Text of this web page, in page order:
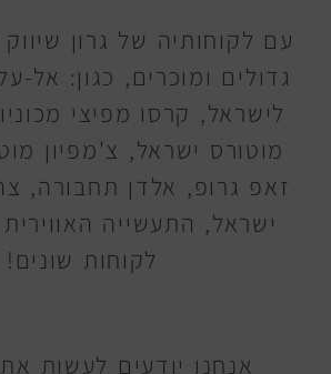
עם לקוחותיה של גרון
גדולים ומוכרים, כגון: אל-
לישראל, קרסו מפיצי
מוטורס ישראל, צ'מפיון
זאפ גרופ, אלדן תחבורה,
ישראל, התעשייה
לקוחות שונים!
אנחנו יודעים לעשות